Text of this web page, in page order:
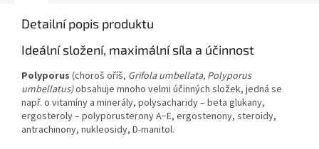
Detailní popis produktu
Ideální složení, maximální síla a účinnost
Polyporus (choroš oříš, Grifola umbellata, Polyporus
umbellatus)obsahuje mnoho velmi účinných složek, jedná se
např. o vitamíny a minerály, polysacharidy – beta glukany,
ergosteroly – polyporusterony A−E, ergostenony, steroidy,
antrachinony, nukleosidy, D-manitol.